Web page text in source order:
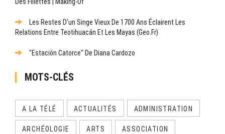
Des Fillettes | Making-Of
Les Restes D’un Singe Vieux De 1700 Ans Éclairent Les
Relations Entre Teotihuacán Et Les Mayas (Geo.fr)
"Estación Catorce" De Diana Cardozo
MOTS-CLÉS
A LA TÉLÉ ACTUALITÉS ADMINISTRATION
ARCHÉOLOGIE ARTS ASSOCIATION